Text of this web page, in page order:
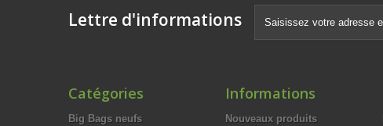
Lettre d'informations
Catégories
Big Bags neufs
Informations
Nouveaux produits